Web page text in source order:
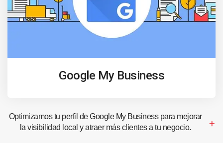
Google My Business
Optimizamos tu perfil de Google My Business para mejorar
la visibilidad local y atraer más clientes a tu negocio.